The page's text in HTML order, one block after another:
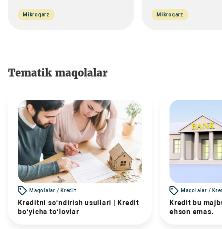
Mikroqarz Mikroqarz
Tematik maqolalar
Maqolalar / Kredit
Kreditni so‘ndirish usullari | Kredit
bo‘yicha to‘lovlar
Maqolalar /
Kredit bu
ehson emas.